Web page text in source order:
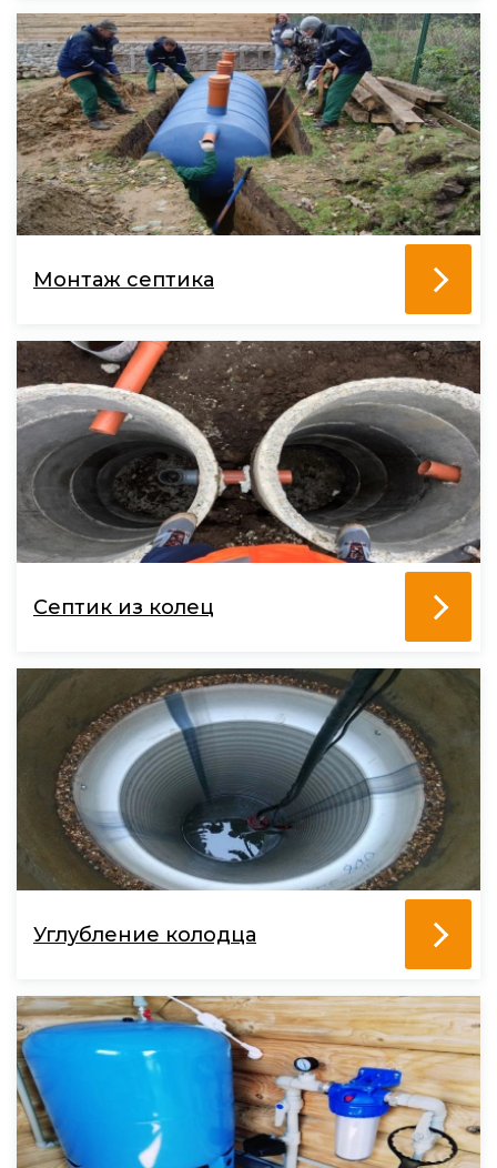
Монтаж септика
Септик из колец
Углубление колодца